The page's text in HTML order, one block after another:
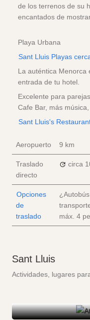
de los terrenos de su
encantados de
Playa Urbana
Sant Lluis Playas
La auténtica Menorca
entrada de tu hotel.
Excelente para
Cafe Bar, más
Sant Lluis's
Aeropuerto 9 km
Traslado
directo
circa
Opciones
de
traslado
máx. 4
Sant Lluis
Actividades, lugares